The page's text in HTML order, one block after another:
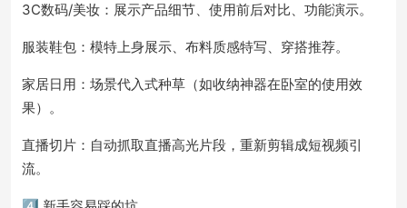
3C数码/美妆：展示产品细节、使用前后对比、功能演示。
服装鞋包：模特上身展示、布料质感特写、穿搭推荐。
家居日用：场景代入式种草（如收纳神器在卧室的使用效
果）。
直播切片：自动抓取直播高光片段，重新剪辑成短视频引
流。